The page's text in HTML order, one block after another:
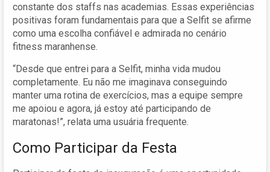
constante dos staffs nas academias. Essas experiências
positivas foram fundamentais para que a Selfit se afirme
como uma escolha confiável e admirada no cenário
fitness maranhense.
“Desde que entrei para a Selfit, minha vida mudou
completamente. Eu não me imaginava conseguindo
manter uma rotina de exercícios, mas a equipe sempre
me apoiou e agora, já estoy até participando de
maratonas!”, relata uma usuária frequente.
Como Participar da Festa